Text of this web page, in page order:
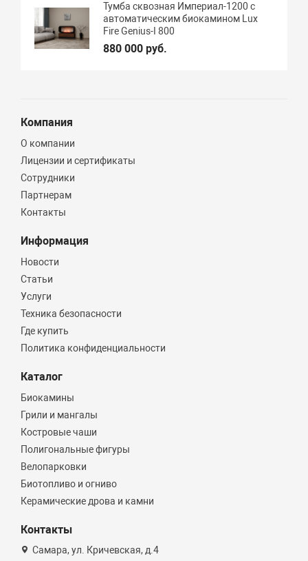
Тумба сквозная Империал-1200 с
автоматическим биокамином Lux
Fire Genius-I 800
880 000 руб.
Компания
О компании
Лицензии и сертификаты
Сотрудники
Партнерам
Контакты
Информация
Новости
Статьи
Услуги
Техника безопасности
Где купить
Политика конфиденциальности
Каталог
Биокамины
Грили и мангалы
Костровые чаши
Полигональные фигуры
Велопарковки
Биотопливо и огниво
Керамические дрова и камни
Контакты
Самара, ул. Кричевская, д.4